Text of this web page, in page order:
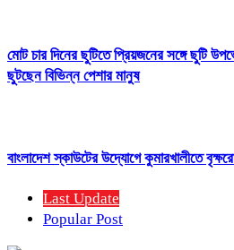
মোট চার দিনের ছুটিতে প্রিয়জনের সঙ্গে ছুটি
ছুটছেন বিভিন্ন পেশার মানুষ
বাংলাদেশ স্কাউটের উদ্যোগে কুমারখালীতে
Last Update
Popular Post